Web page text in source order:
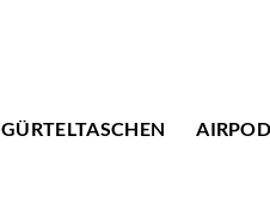
GÜRTELTASCHEN